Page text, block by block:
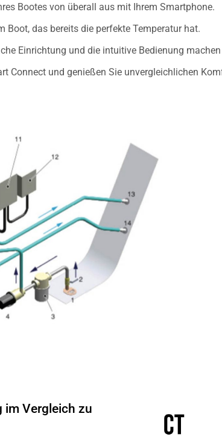
Bootes von überall aus mit Ihrem Smartphone.
Boot, das bereits die perfekte Temperatur hat.
Einrichtung und die intuitive Bedienung
Connect und genießen Sie unvergleichlichen
im Vergleich zu